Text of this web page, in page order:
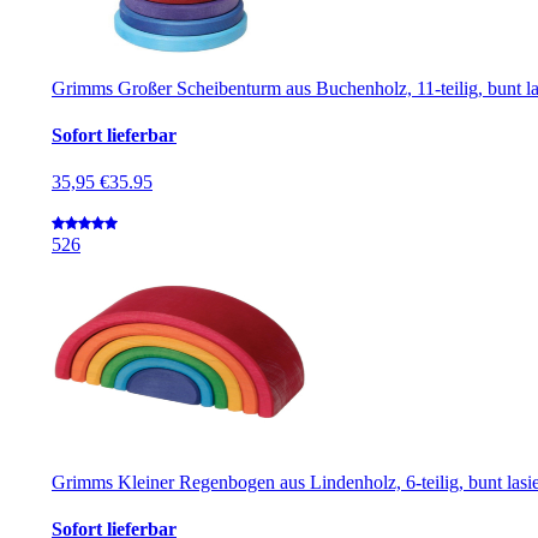
Grimms Großer Scheibenturm aus Buchenholz, 11-teilig, bunt
Sofort lieferbar
35,95 €35.95
526
Grimms Kleiner Regenbogen aus Lindenholz, 6-teilig, bunt
Sofort lieferbar